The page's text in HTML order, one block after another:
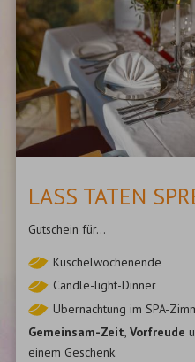
LASS TATEN
Gutschein für...
Kuschelwochenende
Candle-light-Dinner
Übernachtung im SPA-
Gemeinsam-Zeit, Vorfreude
einem Geschenk.